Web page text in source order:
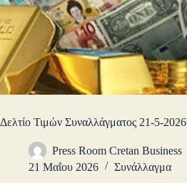
Δελτίο Τιμών Συναλλάγματος 21-5-2026
Press Room Cretan Business
21 Μαΐου 2026
Συνάλλαγμα